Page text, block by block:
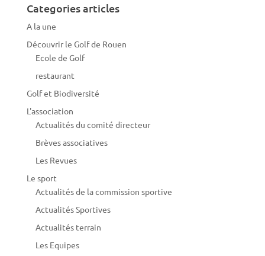
Categories articles
A la une
Découvrir le Golf de Rouen
Ecole de Golf
restaurant
Golf et Biodiversité
L'association
Actualités du comité directeur
Brèves associatives
Les Revues
Le sport
Actualités de la commission sportive
Actualités Sportives
Actualités terrain
Les Equipes